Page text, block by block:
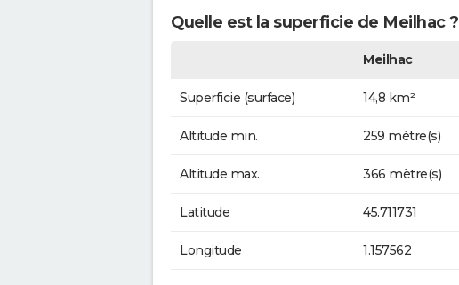
Quelle est la superficie de Meilhac ?
Meilhac
Superficie (surface) 14,8 km²
Altitude min. 259 mètre(s)
Altitude max. 366 mètre(s)
Latitude 45.711731
Longitude 1.157562